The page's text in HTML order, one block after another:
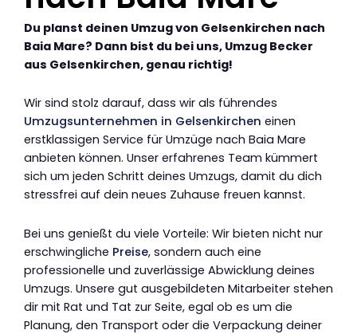
Du planst deinen Umzug von Gelsenkirchen nach
Baia Mare? Dann bist du bei uns, Umzug Becker
aus Gelsenkirchen, genau richtig!
Wir sind stolz darauf, dass wir als führendes
Umzugsunternehmen in Gelsenkirchen einen
erstklassigen Service für Umzüge nach Baia Mare
anbieten können. Unser erfahrenes Team kümmert
sich um jeden Schritt deines Umzugs, damit du dich
stressfrei auf dein neues Zuhause freuen kannst.
Bei uns genießt du viele Vorteile: Wir bieten nicht nur
erschwingliche Preise, sondern auch eine
professionelle und zuverlässige Abwicklung deines
Umzugs. Unsere gut ausgebildeten Mitarbeiter stehen
dir mit Rat und Tat zur Seite, egal ob es um die
Planung, den Transport oder die Verpackung deiner